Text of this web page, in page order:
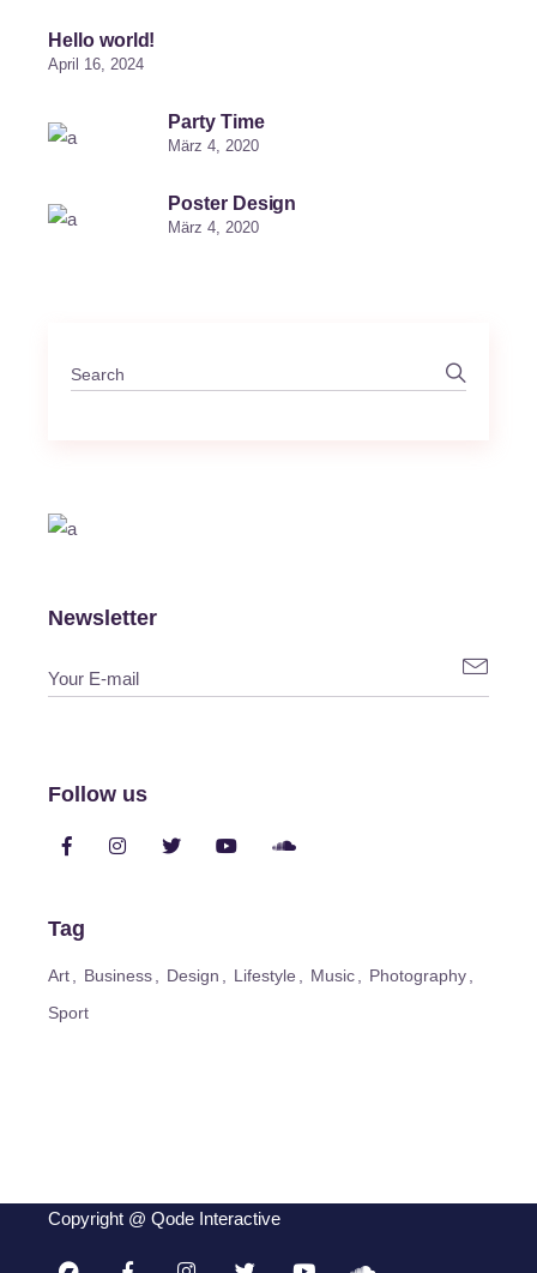
Hello world!
April 16, 2024
Party Time
März 4, 2020
Poster Design
März 4, 2020
Newsletter

Follow us
Tag
Art Business Design Lifestyle Music
Photography
Sport
Copyright @Qode Interactive